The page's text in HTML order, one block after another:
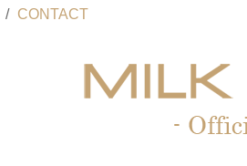
/ CONTACT